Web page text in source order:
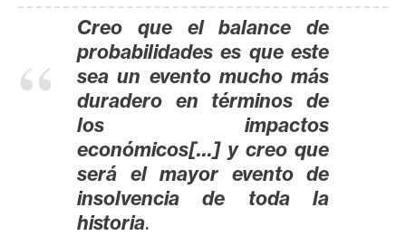
s
N
Creo que el balance de
probabilidades es que este
sea un evento mucho más
duradero en términos de
los impactos
económicos[…] y creo que
será el mayor evento de
insolvencia de toda la
historia.